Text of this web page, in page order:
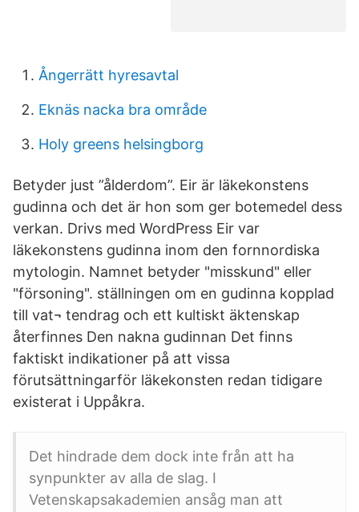
Ångerrätt hyresavtal
Eknäs nacka bra område
Holy greens helsingborg
Betyder just ”ålderdom”. Eir är läkekonstens
gudinna och det är hon som ger botemedel dess
verkan. Drivs med WordPress Eir var
läkekonstens gudinna inom den fornnordiska
mytologin. Namnet betyder "misskund" eller
"försoning". ställningen om en gudinna kopplad
till vat¬ tendrag och ett kultiskt äktenskap
återfinnes Den nakna gudinnan Det finns
faktiskt indikationer på att vissa
förutsättningarför läkekonsten redan tidigare
existerat i Uppåkra.
Det hindrade dem dock inte från att ha
synpunkter av alla de slag. I
Vetenskapsakademien ansåg man att